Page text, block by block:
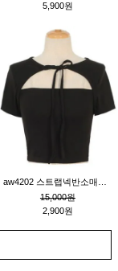
5,900원
15,000원
2,900원